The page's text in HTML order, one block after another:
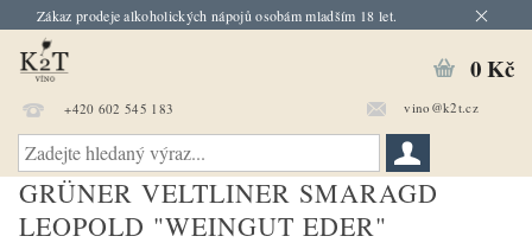
Zákaz prodeje alkoholických nápojů osobám mladším 18 let.
+420 602 545 183 vino@k2t.cz
0 Kč
GRÜNER VELTLINER SMARAGD
LEOPOLD "WEINGUT EDER"